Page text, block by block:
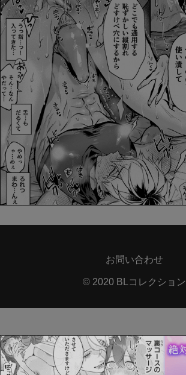
お問い合わせ
© 2020 BLコレクション